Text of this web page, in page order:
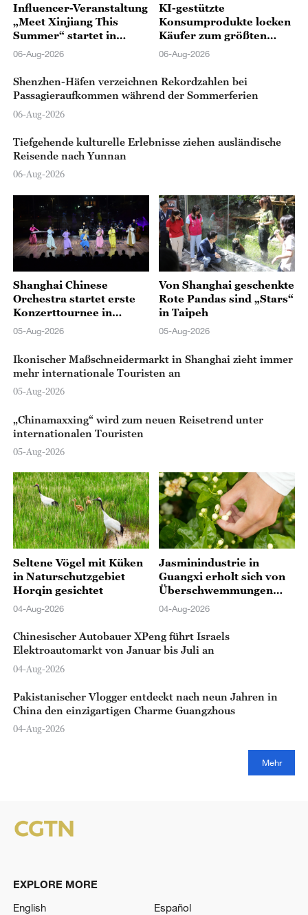
Influencer-Veranstaltung
„Meet Xinjiang This
Summer“ startet in
historischer
Seidenstraßenstadt Kuqa
06-Aug-2026
KI-gestützte
Konsumprodukte locken
Käufer zum größten
Elektronikmarkt Chinas
06-Aug-2026
Shenzhen-Häfen verzeichnen Rekordzahlen bei
Passagieraufkommen während der Sommerferien
06-Aug-2026
Tiefgehende kulturelle Erlebnisse ziehen ausländische
Reisende nach Yunnan
06-Aug-2026
Shanghai Chinese
Orchestra startet erste
Konzerttournee in
Brasilien
05-Aug-2026
Von Shanghai geschenkte
Rote Pandas sind „Stars“
in Taipeh
05-Aug-2026
Ikonischer Maßschneidermarkt in Shanghai zieht immer
mehr internationale Touristen an
05-Aug-2026
„Chinamaxxing“ wird zum neuen Reisetrend unter
internationalen Touristen
05-Aug-2026
Seltene Vögel mit Küken
in Naturschutzgebiet
Horqin gesichtet
04-Aug-2026
Jasminindustrie in
Guangxi erholt sich von
Überschwemmungen
durch Taifun
04-Aug-2026
Chinesischer Autobauer XPeng führt Israels
Elektroautomarkt von Januar bis Juli an
04-Aug-2026
Pakistanischer Vlogger entdeckt nach neun Jahren in
China den einzigartigen Charme Guangzhous
04-Aug-2026
Mehr
EXPLORE MORE
English
Español